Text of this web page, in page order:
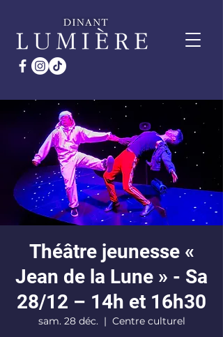
Théâtre jeunesse «
Jean de la Lune » - Sa
28/12 – 14h et 16h30
sam. 28 déc.
  |
Centre culturel